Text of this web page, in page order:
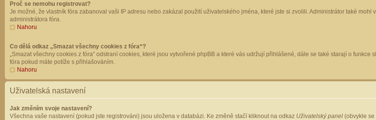
Proč se nemohu registrovat?
Je možné, že vlastník fóra zabanoval vaši IP adresu nebo zakázal použití uživatelského jména, které jste si zvolili. Administrátor také
administrátora fóra.
Nahoru
Co dělá odkaz „Smazat všechny cookies z fóra“?
„Smazat všechny cookies z fóra“ odstraní cookies, které jsou vytvořené phpBB a které vás udržují přihlášené, dále se také starají o
fóra pokud máte potíže s přihlašováním.
Nahoru
Uživatelská nastavení
Jak změním svoje nastavení?
Všechna vaše nastavení (pokud jste registrováni) jsou uložena v databázi. Ke změně stačí kliknout na odkaz Uživatelský panel (obvykle se